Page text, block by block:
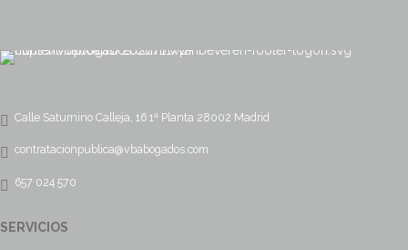
Calle Saturnino Calleja, 16 1ª Planta 28002 Madrid
contratacionpublica@vbabogados.com
657 024 570
SERVICIOS